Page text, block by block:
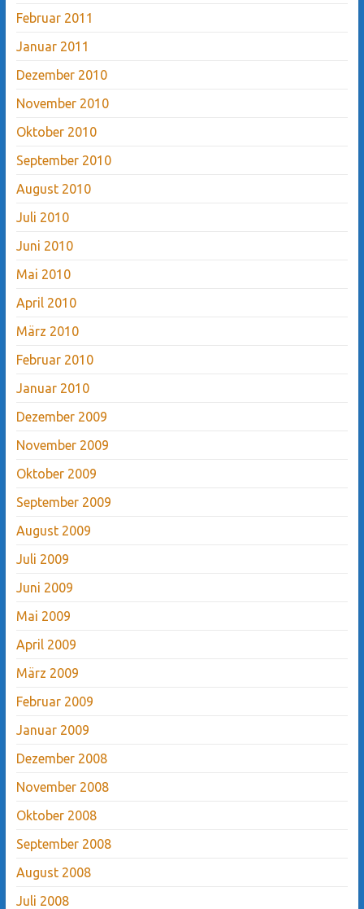
Februar 2011
Januar 2011
Dezember 2010
November 2010
Oktober 2010
September 2010
August 2010
Juli 2010
Juni 2010
Mai 2010
April 2010
März 2010
Februar 2010
Januar 2010
Dezember 2009
November 2009
Oktober 2009
September 2009
August 2009
Juli 2009
Juni 2009
Mai 2009
April 2009
März 2009
Februar 2009
Januar 2009
Dezember 2008
November 2008
Oktober 2008
September 2008
August 2008
Juli 2008